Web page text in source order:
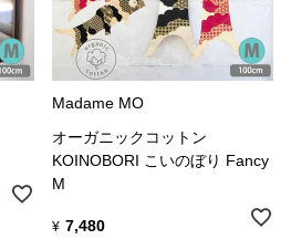
Madame MO
オーガニックコットン
KOINOBORI こいのぼり Fancy
M
¥ 7,480